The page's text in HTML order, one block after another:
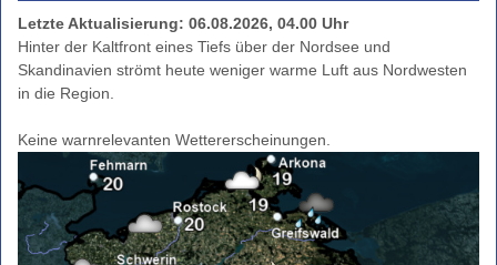
Nordwest
Nordost
heute-
aktuell
heute-
Vorhersage
morgen
übermorgen
Letzte Aktualisierung: 06.08.2026, 04.00 Uhr
Hinter der Kaltfront eines Tiefs über der Nordsee und
Skandinavien strömt heute weniger warme Luft aus Nordwesten
in die Region.